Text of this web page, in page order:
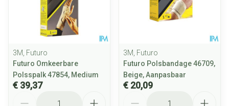
3M, Futuro
Futuro Omkeerbare
Polsspalk 47854, Medium
€ 39,37
3M, Futuro
Futuro Polsbandage 46709,
Beige, Aanpasbaar
€ 20,09